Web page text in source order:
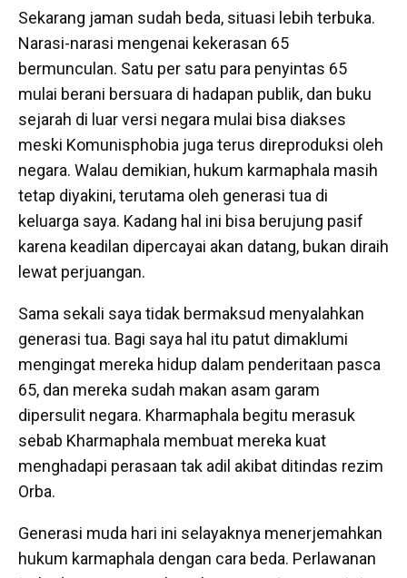
Sekarang jaman sudah beda, situasi lebih terbuka.
Narasi-narasi mengenai kekerasan 65
bermunculan. Satu per satu para penyintas 65
mulai berani bersuara di hadapan publik, dan buku
sejarah di luar versi negara mulai bisa diakses
meski Komunisphobia juga terus direproduksi oleh
negara. Walau demikian, hukum karmaphala masih
tetap diyakini, terutama oleh generasi tua di
keluarga saya. Kadang hal ini bisa berujung pasif
karena keadilan dipercayai akan datang, bukan diraih
lewat perjuangan.
Sama sekali saya tidak bermaksud menyalahkan
generasi tua. Bagi saya hal itu patut dimaklumi
mengingat mereka hidup dalam penderitaan pasca
65, dan mereka sudah makan asam garam
dipersulit negara. Kharmaphala begitu merasuk
sebab Kharmaphala membuat mereka kuat
menghadapi perasaan tak adil akibat ditindas rezim
Orba.
Generasi muda hari ini selayaknya menerjemahkan
hukum karmaphala dengan cara beda. Perlawanan